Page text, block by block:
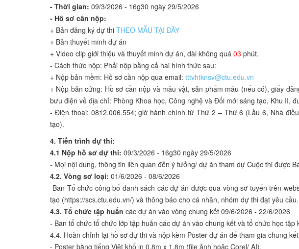
- Thời gian: 09/3/2026 - 16g30 ngày 29/5/2026
- Hồ sơ cần nộp:
+ Bản đăng ký dự thi THEO MẪU TẠI ĐÂY
+ Bản thuyết minh dự án
+ Video clip giới thiệu và thuyết minh dự án, dài không quá 03 phút.
- Cách thức nộp: Phải nộp bằng cả hai hình thức sau:
+ Nộp bản mềm: Hồ sơ cần nộp qua email: tttvhtknsv@ctu.edu.vn
+ Nộp bản cứng: Hồ sơ cần nộp và mẫu vật, sản phẩm mẫu (nếu có), giấy
bưu điện về địa chỉ: Phòng Khoa học, Công nghệ và Đổi mới sáng tạo, Khu II,
- Điện thoại: 0812.006.554; giờ hành chính từ Thứ 2 – Thứ 6 (Lầu 6, Nhà
tạo).
4. Tiến trình dự thi:
4.1 Nộp hồ sơ dự thi: 09/3/2026 - 16g30 ngày 29/5/2026
- Mọi nội dung, thông tin liên quan đến ý tưởng/ dự án tham dự Cuộc thi được
4.2. Vòng sơ loại: 01/6/2026 - 08/6/2026
-Ban Tổ chức công bố danh sách các dự án được qua vòng sơ tuyển trên
tạo (https://scs.ctu.edu.vn/) và thông báo cho cá nhân, nhóm dự thi đạt yêu cầu.
4.3. Tổ chức tập huấn các dự án vào vòng chung kết 09/6/2026 - 22/6/2026
- Ban tổ chức tổ chức lớp tập huấn các dự án vào chung kết và tổ chức học tập
4.4. Hoàn chỉnh lại hồ sơ dự thi và nộp kèm Poster dự án để tham gia chung
- Poster bằng tiếng Việt khổ in 0.8m x 1.8m (file ảnh hoặc Corel/ AI).